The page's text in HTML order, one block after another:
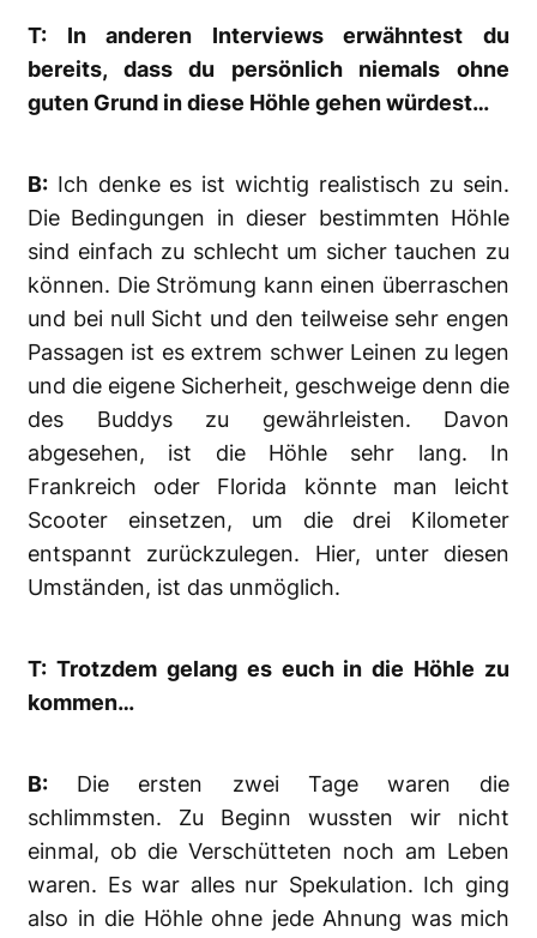
T: In anderen Interviews erwähntest du
bereits, dass du persönlich niemals ohne
guten Grund in diese Höhle gehen würdest…
B: Ich denke es ist wichtig realistisch zu sein.
Die Bedingungen in dieser bestimmten Höhle
sind einfach zu schlecht um sicher tauchen zu
können. Die Strömung kann einen überraschen
und bei null Sicht und den teilweise sehr engen
Passagen ist es extrem schwer Leinen zu legen
und die eigene Sicherheit, geschweige denn die
des Buddys zu gewährleisten. Davon
abgesehen, ist die Höhle sehr lang. In
Frankreich oder Florida könnte man leicht
Scooter einsetzen, um die drei Kilometer
entspannt zurückzulegen. Hier, unter diesen
Umständen, ist das unmöglich.
T: Trotzdem gelang es euch in die Höhle zu
kommen…
B: Die ersten zwei Tage waren die
schlimmsten. Zu Beginn wussten wir nicht
einmal, ob die Verschütteten noch am Leben
waren. Es war alles nur Spekulation. Ich ging
also in die Höhle ohne jede Ahnung was mich